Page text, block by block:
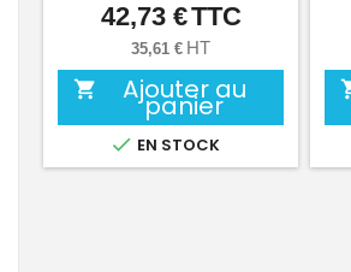
Prix
42,73 €TTC
35,61 € HT
 Ajouter au
panier
 EN STOCK